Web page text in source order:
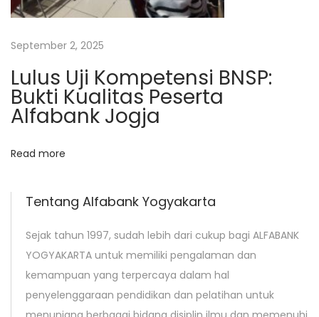
m
e
P
e
r
a
September 2, 2025
Lulus Uji Kompetensi BNSP:
Bukti Kualitas Peserta
Alfabank Jogja
Read more
Tentang Alfabank Yogyakarta
Sejak tahun 1997, sudah lebih dari cukup bagi ALFABANK
YOGYAKARTA untuk memiliki pengalaman dan
kemampuan yang terpercaya dalam hal
penyelenggaraan pendidikan dan pelatihan untuk